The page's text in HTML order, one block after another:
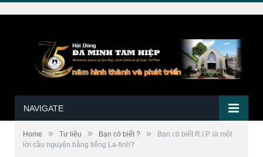
NAVIGATE
Home » Tư liệu » Bạn có biết ? »
Bạn có biết R.I.P. là một
lời cầu nguyện bằng tiếng La-tinh?